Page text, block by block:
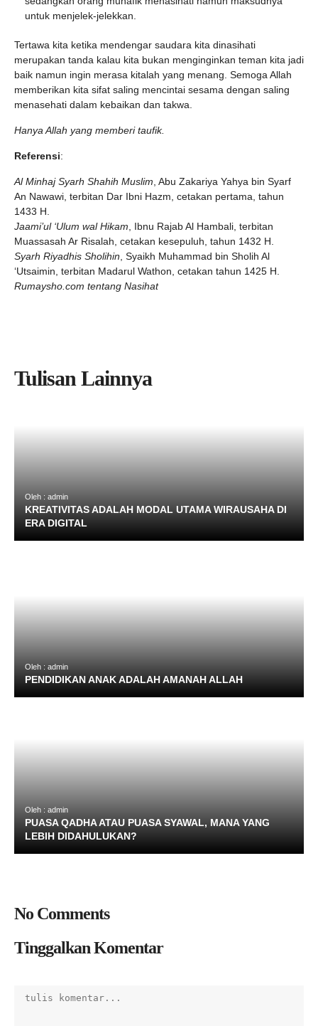
untuk menjelek-jelekkan.
Tertawa kita ketika mendengar saudara kita dinasihati
merupakan tanda kalau kita bukan menginginkan teman kita jadi
baik namun ingin merasa kitalah yang menang. Semoga Allah
memberikan kita sifat saling mencintai sesama dengan saling
menasehati dalam kebaikan dan takwa.
Hanya Allah yang memberi taufik.
Referensi:
Al Minhaj Syarh Shahih Muslim , Abu Zakariya Yahya bin Syarf
An Nawawi, terbitan Dar Ibni Hazm, cetakan pertama, tahun
1433 H.
Jaami’ul ‘Ulum wal Hikam , Ibnu Rajab Al Hambali, terbitan
Muassasah Ar Risalah, cetakan kesepuluh, tahun 1432 H.
Syarh Riyadhis Sholihin , Syaikh Muhammad bin Sholih Al
‘Utsaimin, terbitan Madarul Wathon, cetakan tahun 1425 H.
Rumaysho.com tentang Nasihat
Tulisan Lainnya
Oleh : admin
KREATIVITAS ADALAH MODAL UTAMA WIRAUSAHA DI
ERA DIGITAL
Oleh : admin
PENDIDIKAN ANAK ADALAH AMANAH ALLAH
Oleh : admin
PUASA QADHA ATAU PUASA SYAWAL, MANA YANG
LEBIH DIDAHULUKAN?
No Comments
Tinggalkan Komentar